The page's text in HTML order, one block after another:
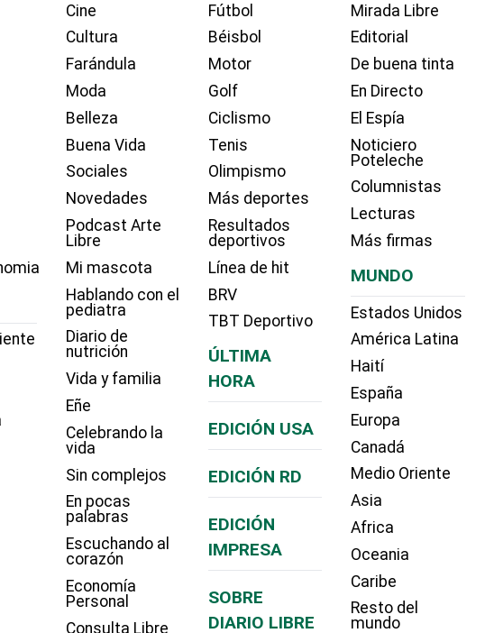
Cine
Cultura
Farándula
Moda
Belleza
Buena Vida
Sociales
Novedades
Podcast Arte
Libre
Mi mascota
Hablando con el
pediatra
Diario de
nutrición
Vida y familia
Eñe
Celebrando la
vida
Sin complejos
En pocas
palabras
Escuchando al
corazón
Economía
Personal
Consulta Libre
Fútbol
Béisbol
Motor
Golf
Ciclismo
Tenis
Olimpismo
Más deportes
Resultados
deportivos
Línea de hit
BRV
TBT Deportivo
ÚLTIMA
HORA
EDICIÓN USA
EDICIÓN RD
EDICIÓN
IMPRESA
SOBRE
DIARIO LIBRE
Mirada Libre
Editorial
De buena tinta
En Directo
El Espía
Noticiero
Poteleche
Columnistas
Lecturas
Más firmas
MUNDO
Estados Unidos
América Latina
Haití
España
Europa
Canadá
Medio Oriente
Asia
Africa
Oceania
Caribe
Resto del
mundo